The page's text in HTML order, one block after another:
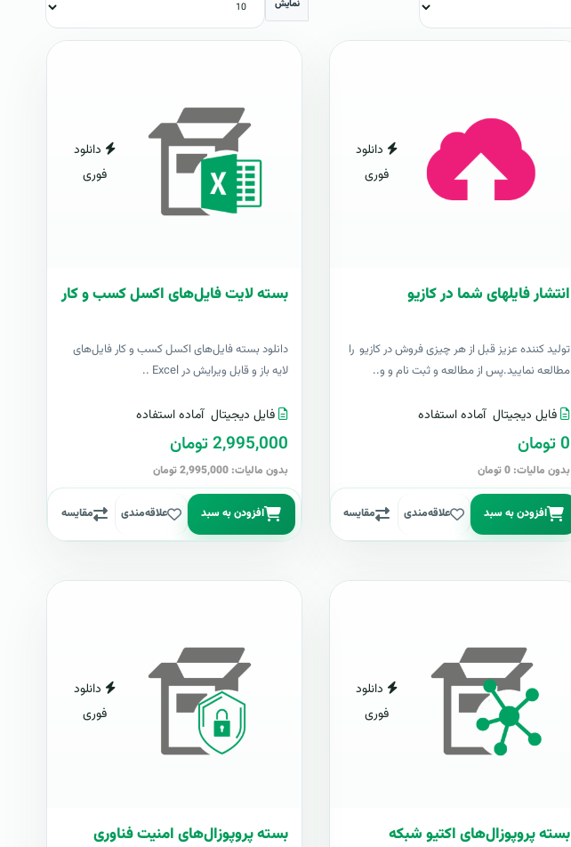
نمایش
دانلود
فوری
انتشار فایلهای شما در کازیو
توليد کننده عزيز قبل از هر چیزی فروش در کازیو را
مطالعه نمایید.پس از مطالعه و ثبت نام و و..
فایل دیجیتال آماده استفاده
0 تومان
بدون مالیات: 0 تومان
افزودن به سبد علاقه‌مندی مقایسه
دانلود
فوری
بسته لایت فایل‌های اکسل کسب و کار
دانلود بسته فایل‌های اکسل کسب و کار فایل‌های
لایه باز و قابل ویرایش در Excel ..
فایل دیجیتال آماده استفاده
2,995,000 تومان
بدون مالیات: 2,995,000 تومان
افزودن به سبد علاقه‌مندی مقایسه
دانلود
فوری
بسته پروپوزال‌های اکتیو شبکه
دانلود
فوری
بسته پروپوزال‌های امنیت فناوری